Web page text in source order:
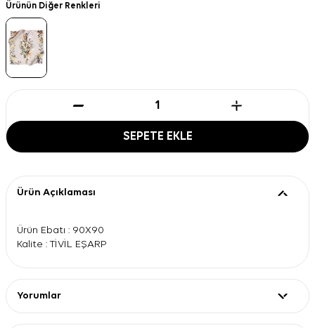
Ürünün Diğer Renkleri
SEPETE EKLE
Ürün Açıklaması
Ürün Ebatı : 90X90
Kalite : TİVİL EŞARP
Yorumlar